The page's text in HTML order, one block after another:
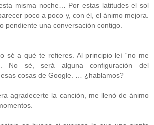
misma noche… Por estas latitudes el sol
poco a poco y, con él, el ánimo mejora.
pendiente una conversación contigo.
sé a qué te refieres. Al principio leí “no me
No sé, será alguna configuración del
cosas de Google. … ¿hablamos?
agradecerte la canción, me llenó de ánimo